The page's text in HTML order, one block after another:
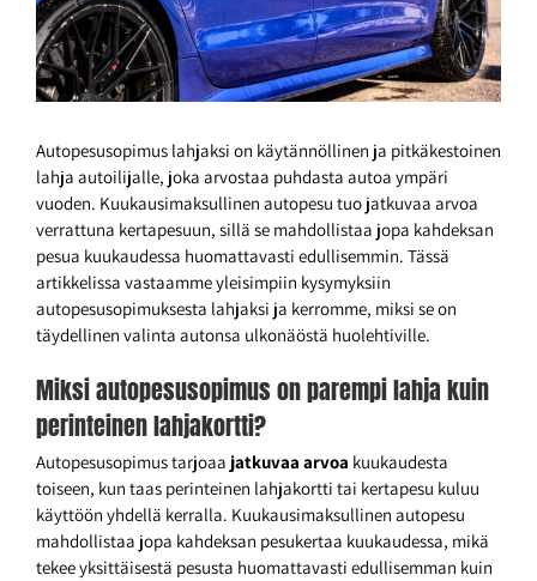
Autopesusopimus lahjaksi on käytännöllinen ja pitkäkestoinen
lahja autoilijalle, joka arvostaa puhdasta autoa ympäri
vuoden. Kuukausimaksullinen autopesu tuo jatkuvaa arvoa
verrattuna kertapesuun, sillä se mahdollistaa jopa kahdeksan
pesua kuukaudessa huomattavasti edullisemmin. Tässä
artikkelissa vastaamme yleisimpiin kysymyksiin
autopesusopimuksesta lahjaksi ja kerromme, miksi se on
täydellinen valinta autonsa ulkonäöstä huolehtiville.
Miksi autopesusopimus on parempi lahja kuin
perinteinen lahjakortti?
Autopesusopimus tarjoaa jatkuvaa arvoa kuukaudesta
toiseen, kun taas perinteinen lahjakortti tai kertapesu kuluu
käyttöön yhdellä kerralla. Kuukausimaksullinen autopesu
mahdollistaa jopa kahdeksan pesukertaa kuukaudessa, mikä
tekee yksittäisestä pesusta huomattavasti edullisemman kuin